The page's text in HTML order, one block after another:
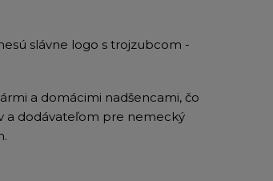
slávne logo s trojzubcom -
a domácimi nadšencami, čo
a dodávateľom pre nemecký